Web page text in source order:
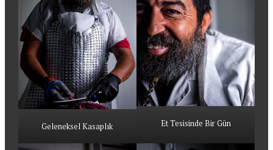
Geleneksel Kasaplık Et Tesisinde Bir Gün